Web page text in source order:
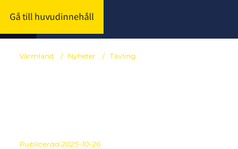
Gå till huvudinnehåll
Värmland / Nyheter / Tävling
Publicerad 2025-10-26